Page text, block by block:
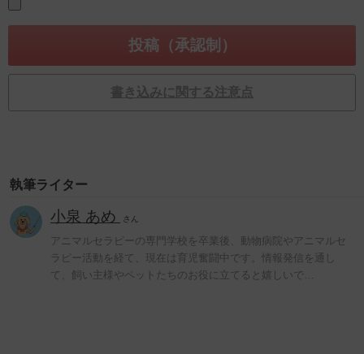
書き込みに関する注意点
執筆ライター
小泉 あめ さん
アニマルセラピーの専門学校を卒業後、動物病院やアニマルセ
ラピー活動を経て、現在は育児奮闘中です。情報発信を通し
て、飼い主様やペットたちのお役に立てると嬉しいで…